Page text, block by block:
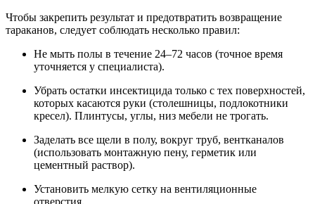
Чтобы закрепить результат и предотвратить возвращение
тараканов, следует соблюдать несколько правил:
Не мыть полы в течение 24–72 часов (точное время
уточняется у специалиста).
Убрать остатки инсектицида только с тех поверхностей,
которых касаются руки (столешницы, подлокотники
кресел). Плинтусы, углы, низ мебели не трогать.
Заделать все щели в полу, вокруг труб, вентканалов
(использовать монтажную пену, герметик или
цементный раствор).
Установить мелкую сетку на вентиляционные
отверстия.